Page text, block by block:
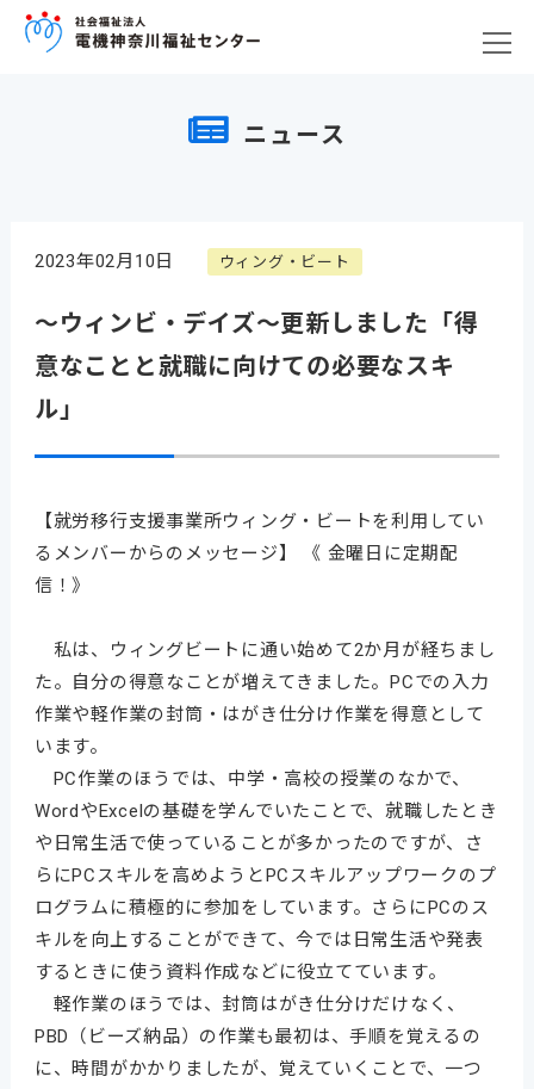
ニュース
2023年02月10日 ウィング・ビート
～ウィンビ・デイズ～更新しました「得
意なことと就職に向けての必要なスキ
ル」
【就労移行支援事業所ウィング・ビートを利用してい
るメンバーからのメッセージ】 《 金曜日に定期配
信！》
私は、ウィングビートに通い始めて2か月が経ちまし
た。自分の得意なことが増えてきました。PCでの入力
作業や軽作業の封筒・はがき仕分け作業を得意として
います。
PC作業のほうでは、中学・高校の授業のなかで、
WordやExcelの基礎を学んでいたことで、就職したとき
や日常生活で使っていることが多かったのですが、さ
らにPCスキルを高めようとPCスキルアップワークのプ
ログラムに積極的に参加をしています。さらにPCのス
キルを向上することができて、今では日常生活や発表
するときに使う資料作成などに役立てています。
軽作業のほうでは、封筒はがき仕分けだけなく、
PBD（ビーズ納品）の作業も最初は、手順を覚えるの
に、時間がかかりましたが、覚えていくことで、一つ